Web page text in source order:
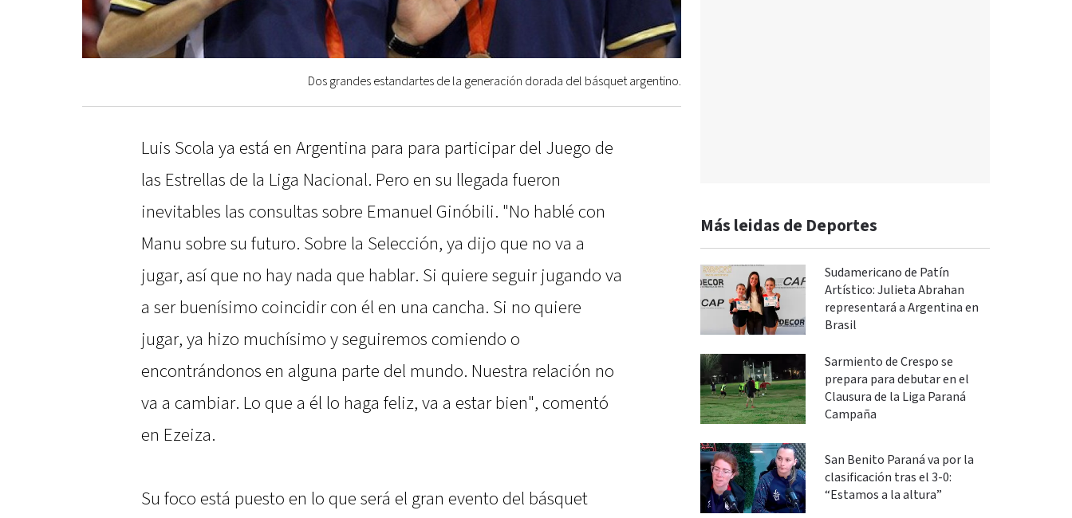
Dos grandes estandartes de la generación dorada del básquet argentino.
Luis Scola ya está en Argentina para para participar del Juego de
las Estrellas de la Liga Nacional. Pero en su llegada fueron
inevitables las consultas sobre Emanuel Ginóbili. "No hablé con
Manu sobre su futuro. Sobre la Selección, ya dijo que no va a
jugar, así que no hay nada que hablar. Si quiere seguir jugando va
a ser buenísimo coincidir con él en una cancha. Si no quiere
jugar, ya hizo muchísimo y seguiremos comiendo o
encontrándonos en alguna parte del mundo. Nuestra relación no
va a cambiar. Lo que a él lo haga feliz, va a estar bien", comentó
en Ezeiza.
Su foco está puesto en lo que será el gran evento del básquet
Más leidas de Deportes
Sudamericano de Patín
Artístico: Julieta Abrahan
representará a Argentina en
Brasil
Sarmiento de Crespo se
prepara para debutar en el
Clausura de la Liga Paraná
Campaña
San Benito Paraná va por la
clasificación tras el 3-0:
“Estamos a la altura”